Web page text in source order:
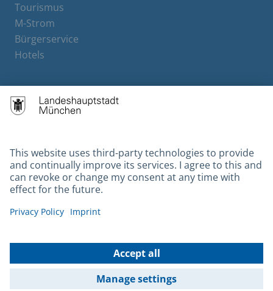
Tourismus
M-Strom
Bürgerservice
Hotels
Contact
Gebärdensprache
Datenschutz
Kontakt
© 2026 Portal München Betriebs GmbH & Co. KG - Ein Service der
Landeshauptstadt München und der Stadtwerke München GmbH